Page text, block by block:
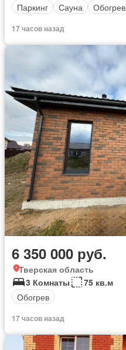
Паркинг
Сауна Обогрев
17 часов назад
6 350 000 руб.
Тверская область
3 Комнаты
75 кв.м
Обогрев
17 часов назад